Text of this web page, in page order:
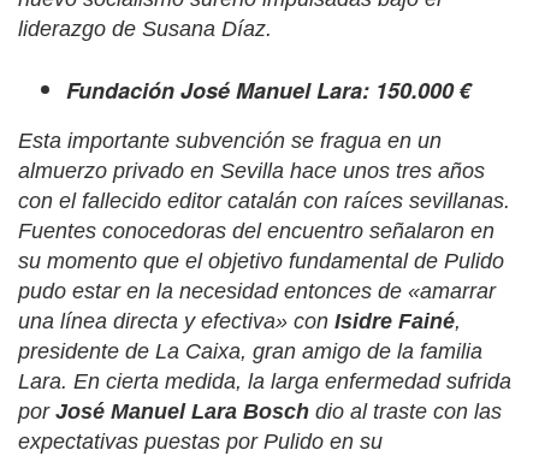
liderazgo de Susana Díaz.
Fundación José Manuel Lara: 150.000 €
Esta importante subvención se fragua en un
almuerzo privado en Sevilla hace unos tres años
con el fallecido editor catalán con raíces sevillanas.
Fuentes conocedoras del encuentro señalaron en
su momento que el objetivo fundamental de Pulido
pudo estar en la necesidad entonces de «amarrar
una línea directa y efectiva» con Isidre Fainé,
presidente de La Caixa, gran amigo de la familia
Lara. En cierta medida, la larga enfermedad sufrida
por José Manuel Lara Bosch dio al traste con las
expectativas puestas por Pulido en su